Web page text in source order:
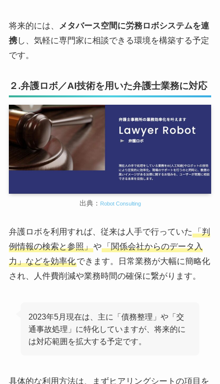
将来的には、 メタバース空間に労務ロボシステムを連
携し、気軽に専門家に相談できる環境を構築する予定
です。
２.弁護ロボ／AI技術を用いた弁護士業務に対応
出典： Robot Consulting
弁護ロボを利用すれば、従来は人手で行っていた 「判
例情報の検索と参照」や「関係会社からのデータ入
力」などを効率化できます。日常業務が大幅に簡略化
され、人件費削減や業務時間の確保に繋がります。
2023年5月現在は、主に「債務整理」や「交
通事故処理」に特化していますが、将来的に
は対応範囲を拡大する予定です。
具体的な利用方法は、まずヒアリングシートの項目を